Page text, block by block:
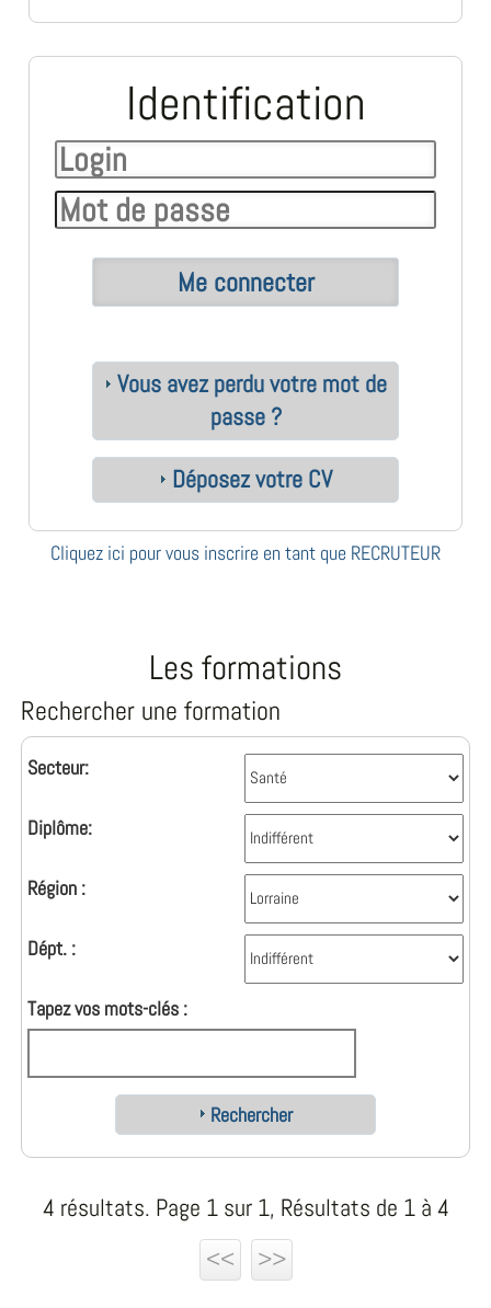
Identification
Vous avez perdu votre mot de
passe ?
Déposez votre CV
Cliquez ici pour vous inscrire en tant que RECRUTEUR
Les formations
Rechercher une formation
Secteur:
Diplôme:
Région :
Dépt. :
Tapez vos mots-clés :
Rechercher
4 résultats. Page 1 sur 1, Résultats de 1 à 4
<<
>>